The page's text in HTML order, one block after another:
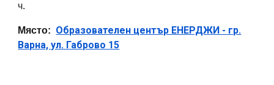
ч.
Място: Образователен център ЕНЕРДЖИ - гр.
Варна, ул. Габрово 15